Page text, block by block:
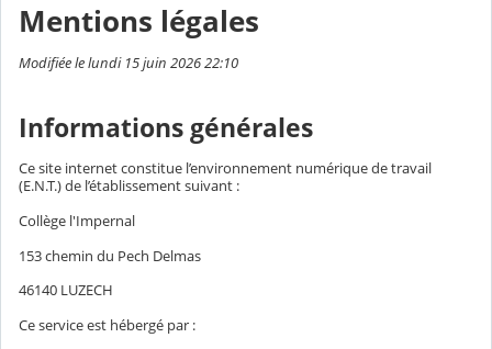
Mentions légales
Modifiée le lundi 15 juin 2026 22:10
Informations générales
Ce site internet constitue l’environnement numérique de travail
(E.N.T.) de l’établissement suivant :
Collège l'Impernal
153 chemin du Pech Delmas
46140 LUZECH
Ce service est hébergé par :